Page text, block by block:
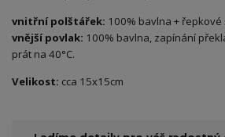
vnitřní polštářek: 100% bavlna + řepkové
vnější povlak: 100% bavlna, zapínání
prát na 40°C.
Velikost: cca 15x15cm